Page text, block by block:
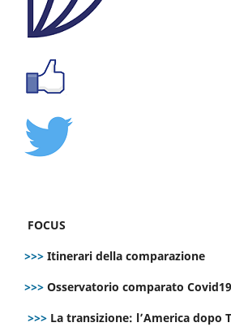
FOCUS
>>> Itinerari della comparazione
>>> Osservatorio comparato Covid19
>>> La transizione: l’America dopo